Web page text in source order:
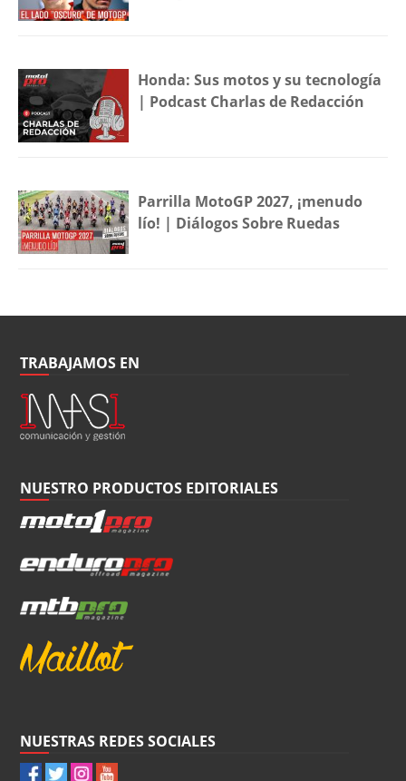
Honda: Sus motos y su tecnología
| Podcast Charlas de Redacción
Parrilla MotoGP 2027, ¡menudo
lío! | Diálogos Sobre Ruedas
TRABAJAMOS EN
NUESTRO PRODUCTOS EDITORIALES
NUESTRAS REDES SOCIALES